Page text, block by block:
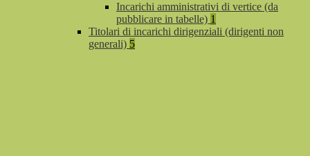
Incarichi amministrativi di vertice (da
pubblicare in tabelle) 1
Titolari di incarichi dirigenziali (dirigenti non
generali) 5